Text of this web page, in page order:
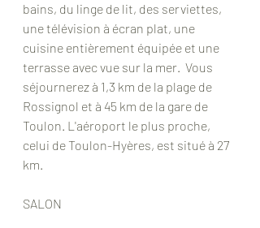
bains, du linge de lit, des serviettes,
une télévision à écran plat, une
cuisine entièrement équipée et une
terrasse avec vue sur la mer.  Vous
séjournerez à 1,3 km de la plage de
Rossignol et à 45 km de la gare de
Toulon. L'aéroport le plus proche,
celui de Toulon-Hyères, est situé à 27
km.
SALON